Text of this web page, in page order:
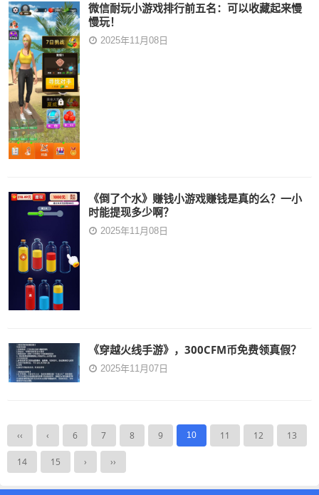
微信耐玩小游戏排行前五名：可以收藏起来慢
慢玩！
2025年11月08日
《倒了个水》赚钱小游戏赚钱是真的么？一小
时能提现多少啊？
2025年11月08日
《穿越火线手游》，300CFM币免费领真假？
2025年11月07日
‹‹ ‹ 6 7 8 9 10 11 12 13
14 15 › ››